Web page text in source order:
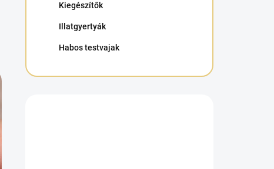
Kiegészítők
Illatgyertyák
Habos testvajak